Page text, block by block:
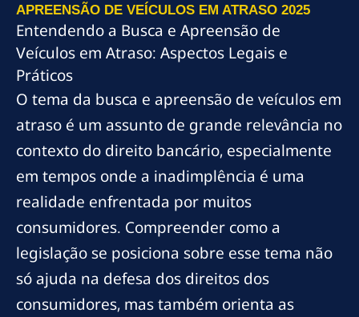
APREENSÃO DE VEÍCULOS EM ATRASO 2025
Entendendo a Busca e Apreensão de
Veículos em Atraso: Aspectos Legais e
Práticos
O tema da busca e apreensão de veículos em
atraso é um assunto de grande relevância no
contexto do direito bancário, especialmente
em tempos onde a inadimplência é uma
realidade enfrentada por muitos
consumidores. Compreender como a
legislação se posiciona sobre esse tema não
só ajuda na defesa dos direitos dos
consumidores, mas também orienta as